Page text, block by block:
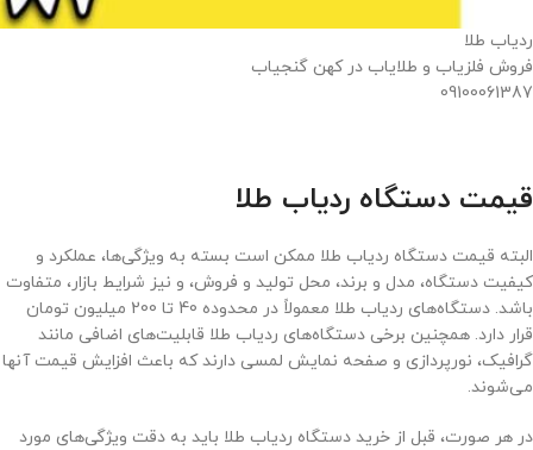
ردیاب طلا
فروش فلزیاب و طلایاب در کهن گنجیاب
09100061387
قیمت دستگاه ردیاب طلا
البته قیمت دستگاه ردیاب طلا ممکن است بسته به ویژگی‌ها، عملکرد و
کیفیت دستگاه، مدل و برند، محل تولید و فروش، و نیز شرایط بازار، متفاوت
باشد. دستگاه‌های ردیاب طلا معمولاً در محدوده 40 تا 200 میلیون تومان
قرار دارد. همچنین برخی دستگاه‌های ردیاب طلا قابلیت‌های اضافی مانند
گرافیک، نورپردازی و صفحه نمایش لمسی دارند که باعث افزایش قیمت آنها
می‌شوند.
در هر صورت، قبل از خرید دستگاه ردیاب طلا باید به دقت ویژگی‌های مورد